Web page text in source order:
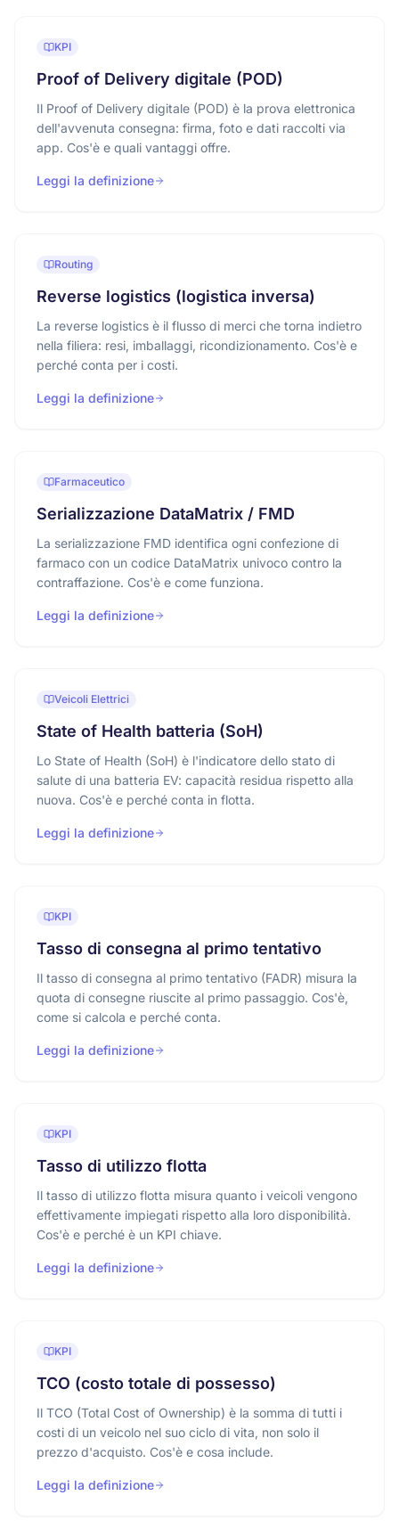
KPI
Proof of Delivery digitale (POD)
Il Proof of Delivery digitale (POD) è la prova elettronica
dell'avvenuta consegna: firma, foto e dati raccolti via
app. Cos'è e quali vantaggi offre.
Leggi la definizione
Routing
Reverse logistics (logistica inversa)
La reverse logistics è il flusso di merci che torna indietro
nella filiera: resi, imballaggi, ricondizionamento. Cos'è e
perché conta per i costi.
Leggi la definizione
Farmaceutico
Serializzazione DataMatrix / FMD
La serializzazione FMD identifica ogni confezione di
farmaco con un codice DataMatrix univoco contro la
contraffazione. Cos'è e come funziona.
Leggi la definizione
Veicoli Elettrici
State of Health batteria (SoH)
Lo State of Health (SoH) è l'indicatore dello stato di
salute di una batteria EV: capacità residua rispetto alla
nuova. Cos'è e perché conta in flotta.
Leggi la definizione
KPI
Tasso di consegna al primo tentativo
Il tasso di consegna al primo tentativo (FADR) misura la
quota di consegne riuscite al primo passaggio. Cos'è,
come si calcola e perché conta.
Leggi la definizione
KPI
Tasso di utilizzo flotta
Il tasso di utilizzo flotta misura quanto i veicoli vengono
effettivamente impiegati rispetto alla loro disponibilità.
Cos'è e perché è un KPI chiave.
Leggi la definizione
KPI
TCO (costo totale di possesso)
Il TCO (Total Cost of Ownership) è la somma di tutti i
costi di un veicolo nel suo ciclo di vita, non solo il
prezzo d'acquisto. Cos'è e cosa include.
Leggi la definizione